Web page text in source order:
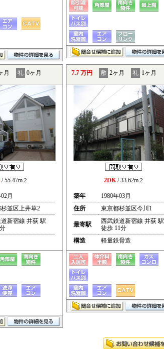
月 礼 0ヶ月
/ 55.47m 2
月
並区上井草2
新宿線 井荻 駅
7.7 万円 敷 2ヶ月 礼 1ヶ月
2DK/ 33.62m 2
築年
1980年03月
住所
東京都杉並区今川1
最寄駅
西武鉄道新宿線 井荻 駅
徒歩 11分
構造
軽量鉄骨造